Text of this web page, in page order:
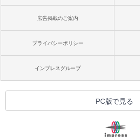
広告掲載のご案内
プライバシーポリシー
インプレスグループ
PC版で見る